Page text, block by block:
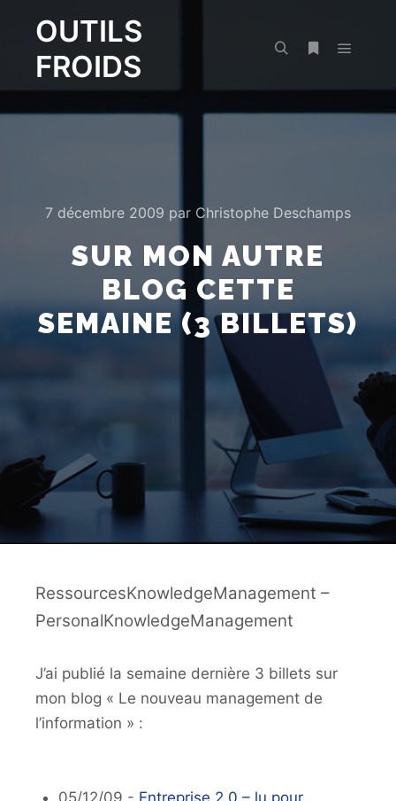
OUTILS
FROIDS
7 décembre 2009 par Christophe Deschamps
SUR MON AUTRE
BLOG CETTE
SEMAINE (3 BILLETS)
RessourcesKnowledgeManagement –
PersonalKnowledgeManagement
J’ai publié la semaine dernière 3 billets sur
mon blog « Le nouveau management de
l’information » :
05/12/09 - Entreprise 2.0 – lu pour